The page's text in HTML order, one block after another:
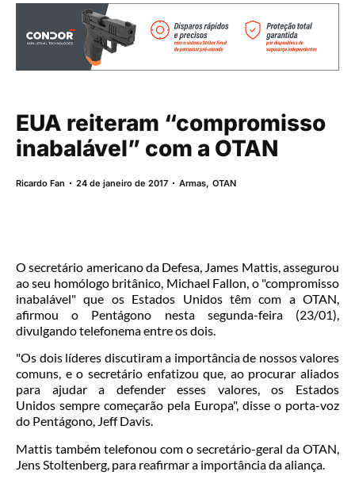
EUA reiteram “compromisso
inabalável” com a OTAN
Ricardo Fan 24 de janeiro de 2017 Armas,OTAN
O secretário americano da Defesa, James Mattis, assegurou
ao seu homólogo britânico, Michael Fallon, o "compromisso
inabalável" que os Estados Unidos têm com a OTAN,
afirmou o Pentágono nesta segunda-feira (23/01),
divulgando telefonema entre os dois.
"Os dois líderes discutiram a importância de nossos valores
comuns, e o secretário enfatizou que, ao procurar aliados
para ajudar a defender esses valores, os Estados
Unidos sempre começarão pela Europa", disse o porta-voz
do Pentágono, Jeff Davis.
Mattis também telefonou com o secretário-geral da OTAN,
Jens Stoltenberg, para reafirmar a importância da aliança.